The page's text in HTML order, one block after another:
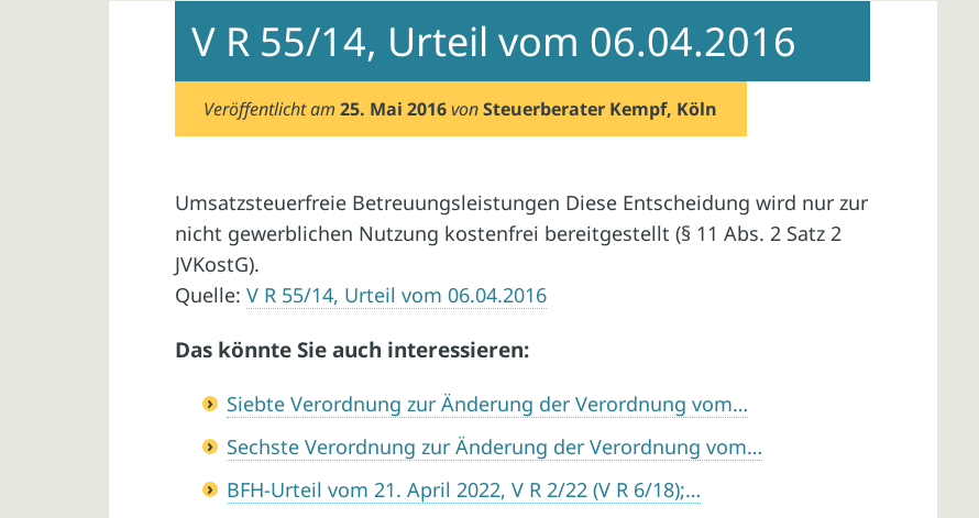
V R 55/14, Urteil vom 06.04.2016
Veröffentlicht am25. Mai 2016 vonSteuerberater Kempf, Köln
Umsatzsteuerfreie Betreuungsleistungen Diese Entscheidung wird nur zur
nicht gewerblichen Nutzung kostenfrei bereitgestellt (§ 11 Abs. 2 Satz 2
JVKostG).
Quelle:V R 55/14, Urteil vom 06.04.2016
Das könnte Sie auch interessieren:
Siebte Verordnung zur Änderung der Verordnung vom…
Sechste Verordnung zur Änderung der Verordnung vom…
BFH-Urteil vom 21. April 2022, V R 2/22 (V R 6/18);…